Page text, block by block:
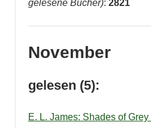
gelesene Bücher): 2821
November
gelesen (5):
E. L. James: Shades of